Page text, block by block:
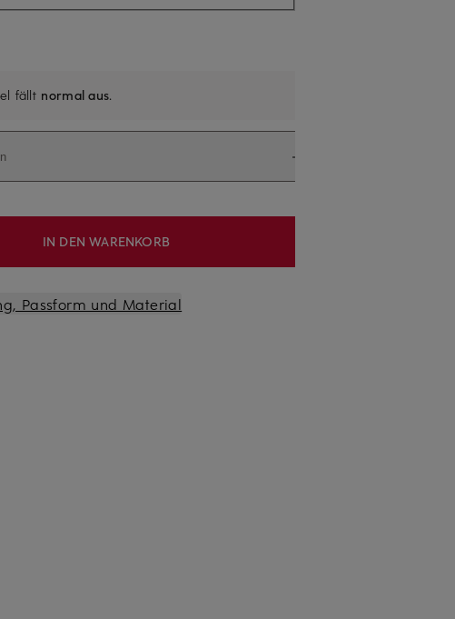
fällt normal aus.
IN DEN WARENKORB
Passform und Material